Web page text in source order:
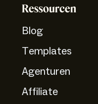
Ressourcen
Blog
Templates
Agenturen
Affiliate